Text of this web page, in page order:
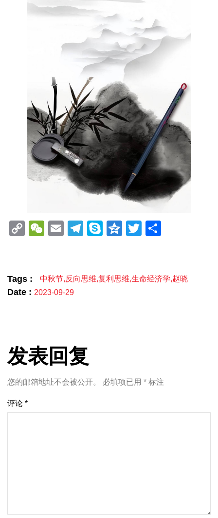
CopyWeChat
EmailTelegram
SkypeQzoneTwitter
Tags : 中秋节,反向思维,复利思维,生命经济学,赵晓
Date : 2023-09-29
发表回复
您的邮箱地址不会被公开。 必填项已用 * 标注
评论 *